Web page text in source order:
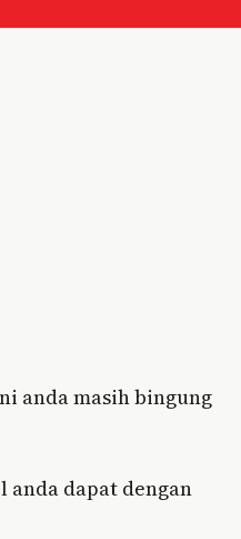
anda masih bingung
anda dapat dengan